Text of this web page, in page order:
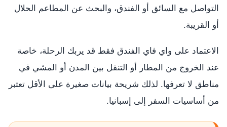
التواصل مع السائق أو الفندق، والبحث عن المطاعم الحلال
أو القريبة.
الاعتماد على واي فاي الفندق فقط قد يربك الرحلة، خاصة
عند الخروج من المطار أو التنقل بين المدن أو المشي في
مناطق لا تعرفها. لذلك شريحة بيانات صغيرة على الأقل تعتبر
من أساسيات السفر إلى إسبانيا.